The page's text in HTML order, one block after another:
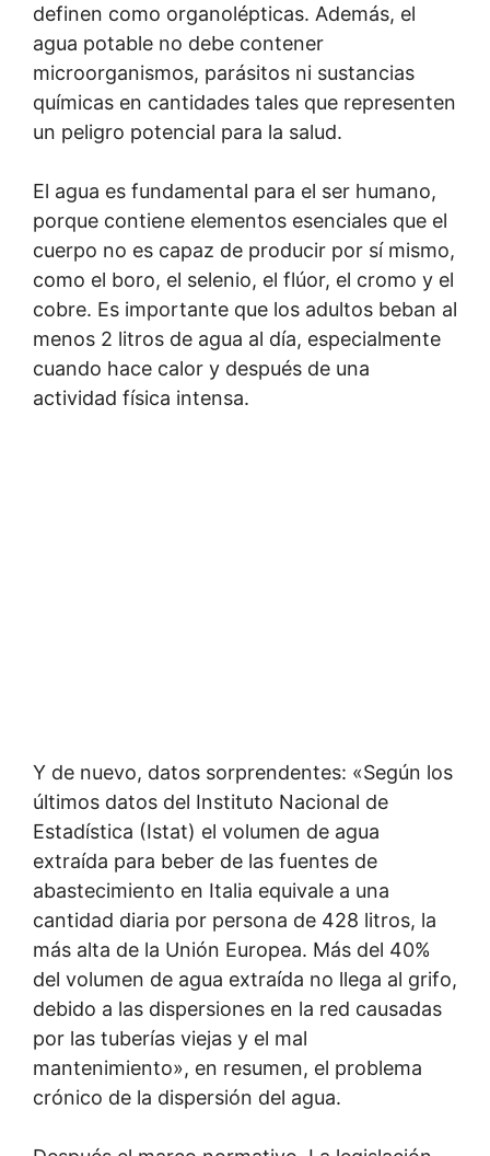
definen como organolépticas. Además, el
agua potable no debe contener
microorganismos, parásitos ni sustancias
químicas en cantidades tales que representen
un peligro potencial para la salud.
El agua es fundamental para el ser humano,
porque contiene elementos esenciales que el
cuerpo no es capaz de producir por sí mismo,
como el boro, el selenio, el flúor, el cromo y el
cobre. Es importante que los adultos beban al
menos 2 litros de agua al día, especialmente
cuando hace calor y después de una
actividad física intensa.
Y de nuevo, datos sorprendentes: «Según los
últimos datos del Instituto Nacional de
Estadística (Istat) el volumen de agua
extraída para beber de las fuentes de
abastecimiento en Italia equivale a una
cantidad diaria por persona de 428 litros, la
más alta de la Unión Europea. Más del 40%
del volumen de agua extraída no llega al grifo,
debido a las dispersiones en la red causadas
por las tuberías viejas y el mal
mantenimiento», en resumen, el problema
crónico de la dispersión del agua.